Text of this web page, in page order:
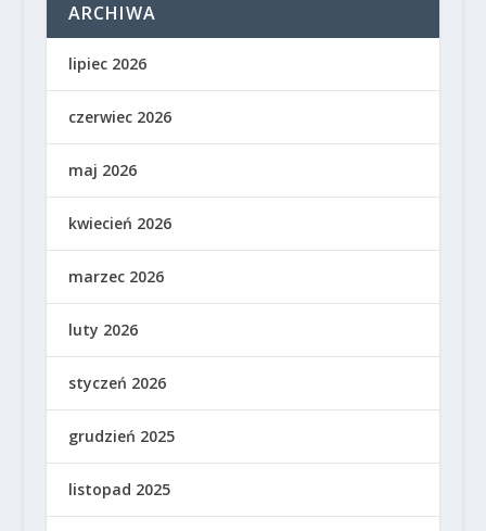
ARCHIWA
lipiec 2026
czerwiec 2026
maj 2026
kwiecień 2026
marzec 2026
luty 2026
styczeń 2026
grudzień 2025
listopad 2025